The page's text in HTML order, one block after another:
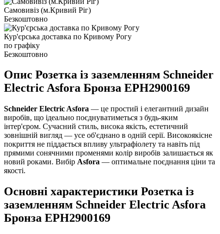
Самовивіз (м.Кривий Ріг)
Безкоштовно
Кур'єрська доставка по Кривому Рогу
по графіку
Безкоштовно
Опис Розетка із заземленням Schneider
Electric Asfora Бронза EPH2900169
Schneider Electric Asfora — це простий і елегантний дизайн
виробів, що ідеально поєднуватиметься з будь-яким
інтер'єром. Сучасний стиль, висока якість, естетичний
зовнішній вигляд — усе об'єднано в одній серії. Високоякісне
покриття не піддається впливу ультрафіолету та навіть під
прямими сонячними променями колір виробів залишається як
новий роками. Вибір Asfora — оптимальне поєднання ціни та
якості.
Основні характеристики Розетка із
заземленням Schneider Electric Asfora
Бронза EPH2900169